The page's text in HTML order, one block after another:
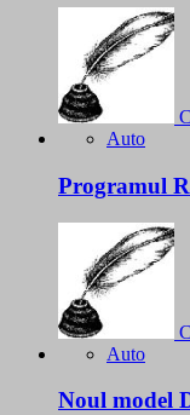
Auto
Programul
Auto
Noul model